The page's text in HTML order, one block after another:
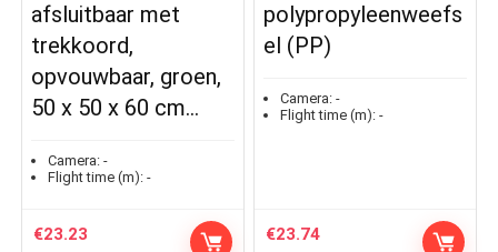
afsluitbaar met
trekkoord,
opvouwbaar, groen,
50 x 50 x 60 cm…
Camera: -
Flight time (m): -
€23.23
polypropyleenweefs
el (PP)
Camera: -
Flight time (m): -
€23.74